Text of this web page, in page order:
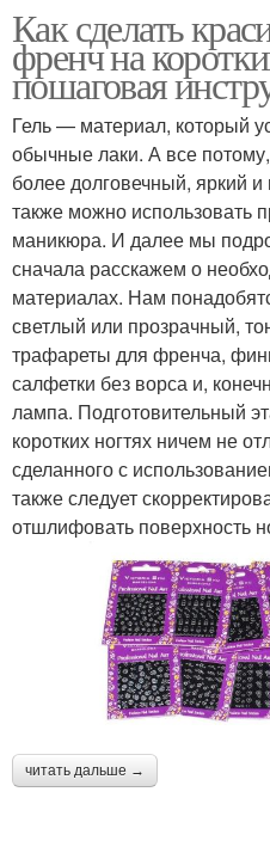
Как сделать
френч на
пошаговая
Гель — материал, который
обычные лаки. А все
более долговечный, яркий
также можно использовать
маникюра. И далее мы
сначала расскажем о
материалах. Нам
светлый или прозрачный,
трафареты для френча,
салфетки без ворса и,
лампа. Подготовительный
коротких ногтях ничем не
сделанного с
также следует
отшлифовать поверхность
читать дальше →